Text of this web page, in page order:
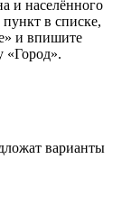
и населённого
в списке,
и впишите
«Город».
варианты